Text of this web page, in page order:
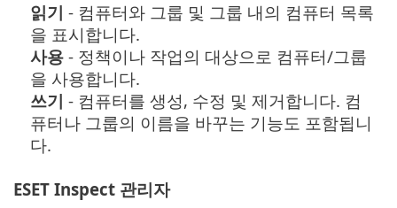
읽기 - 컴퓨터와 그룹 및 그룹 내의 컴퓨터 목록
을 표시합니다.
사용 - 정책이나 작업의 대상으로 컴퓨터/그룹
을 사용합니다.
쓰기 - 컴퓨터를 생성, 수정 및 제거합니다. 컴
퓨터나 그룹의 이름을 바꾸는 기능도 포함됩니
다.
ESET Inspect 관리자